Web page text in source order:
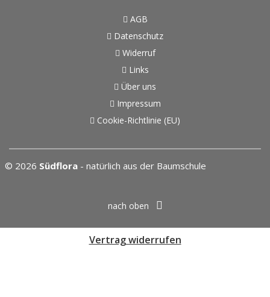
AGB
Datenschutz
Widerruf
Links
Über uns
Impressum
Cookie-Richtlinie (EU)
© 2026 Südflora- natürlich aus der Baumschule
nach oben
Vertrag widerrufen